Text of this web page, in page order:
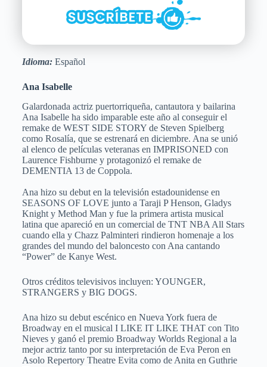
Idioma:Español
Ana Isabelle
Galardonada actriz puertorriqueña, cantautora y bailarina
Ana Isabelle ha sido imparable este año al conseguir el
remake de WEST SIDE STORY de Steven Spielberg
como Rosalía, que se estrenará en diciembre. Ana se unió
al elenco de películas veteranas en IMPRISONED con
Laurence Fishburne y protagonizó el remake de
DEMENTIA 13 de Coppola.
Ana hizo su debut en la televisión estadounidense en
SEASONS OF LOVE junto a Taraji P Henson, Gladys
Knight y Method Man y fue la primera artista musical
latina que apareció en un comercial de TNT NBA All Stars
cuando ella y Chazz Palminteri rindieron homenaje a los
grandes del mundo del baloncesto con Ana cantando
“Power” de Kanye West.
Otros créditos televisivos incluyen: YOUNGER,
STRANGERS y BIG DOGS.
Ana hizo su debut escénico en Nueva York fuera de
Broadway en el musical I LIKE IT LIKE THAT con Tito
Nieves y ganó el premio Broadway Worlds Regional a la
mejor actriz tanto por su interpretación de Eva Peron en
Asolo Repertory Theatre Evita como de Anita en Guthrie